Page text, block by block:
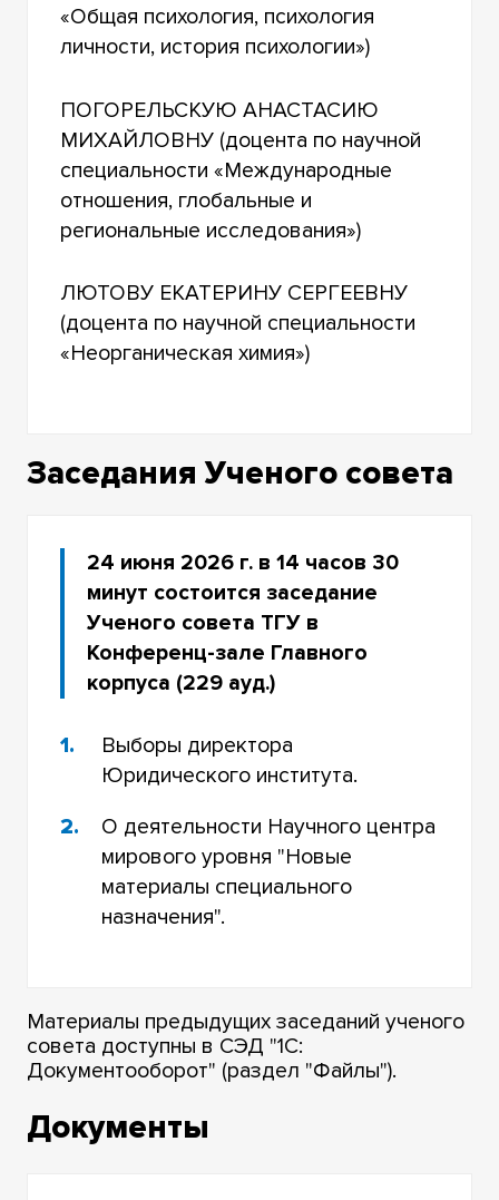
«Общая психология, психология
личности, история психологии»)
ПОГОРЕЛЬСКУЮ АНАСТАСИЮ
МИХАЙЛОВНУ (доцента по научной
специальности «Международные
отношения, глобальные и
региональные исследования»)
ЛЮТОВУ ЕКАТЕРИНУ СЕРГЕЕВНУ
(доцента по научной специальности
«Неорганическая химия»)
Заседания Ученого совета
24 июня 2026 г. в 14 часов 30
минут состоится заседание
Ученого совета ТГУ в
Конференц-зале Главного
корпуса (229 ауд.)
Выборы директора
Юридического института.
О деятельности Научного центра
мирового уровня "Новые
материалы специального
назначения".
Материалы предыдущих заседаний ученого
совета доступны в СЭД "1С:
Документооборот" (раздел "Файлы").
Документы